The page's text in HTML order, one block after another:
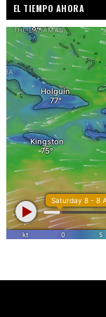
EL TIEMPO AHORA